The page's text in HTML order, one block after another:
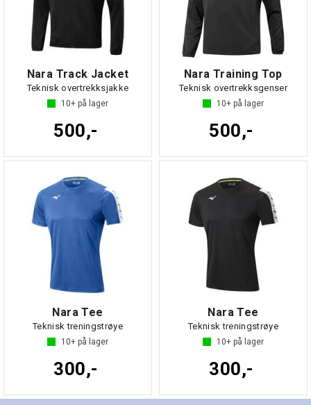
Nara Track Jacket
Teknisk overtrekksjakke
10+ på lager
500,-
Nara Training Top
Teknisk overtrekksgenser
10+ på lager
500,-
Nara Tee
Teknisk treningstrøye
10+ på lager
300,-
Nara Tee
Teknisk treningstrøye
10+ på lager
300,-